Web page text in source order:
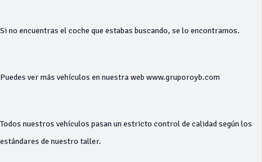
Si no encuentras el coche que estabas buscando, se lo encontramos.
Puedes ver más vehículos en nuestra web www.gruporoyb.com
Todos nuestros vehículos pasan un estricto control de calidad según los
estándares de nuestro taller.